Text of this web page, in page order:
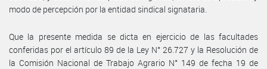
modo de percepción por la entidad sindical signataria.
Que la presente medida se dicta en ejercicio de las facultades
conferidas por el artículo 89 de la Ley N° 26.727 y la Resolución de
la Comisión Nacional de Trabajo Agrario N° 149 de fecha 19 de